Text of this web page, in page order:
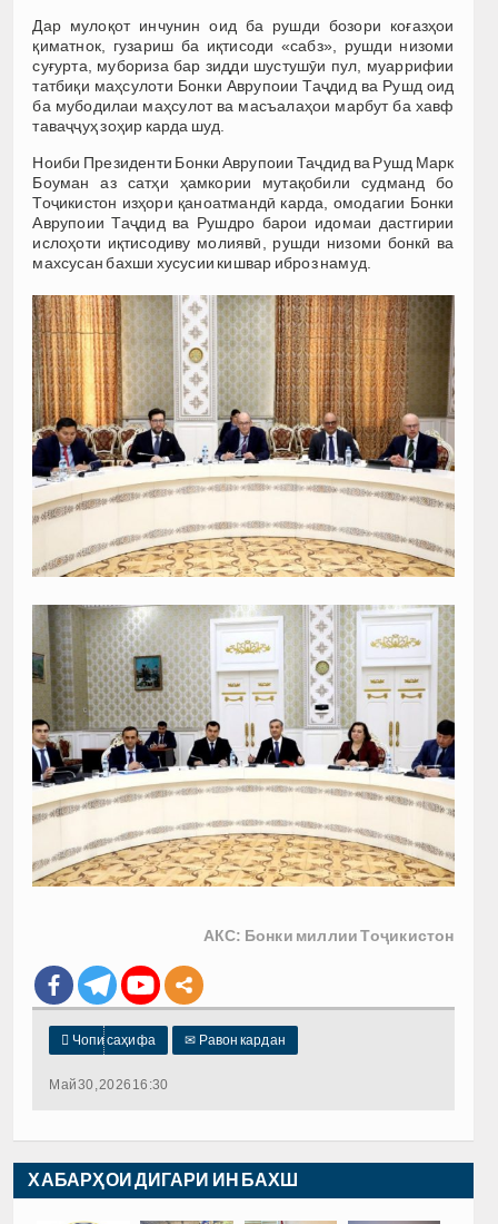
Дар мулоқот инчунин оид ба рушди бозори коғазҳои
қиматнок, гузариш ба иқтисоди «сабз», рушди низоми
суғурта, мубориза бар зидди шустушӯи пул, муаррифии
татбиқи маҳсулоти Бонки Аврупоии Таҷдид ва Рушд оид
ба мубодилаи маҳсулот ва масъалаҳои марбут ба хавф
таваҷҷуҳ зоҳир карда шуд.
Ноиби Президенти Бонки Аврупоии Таҷдид ва Рушд Марк
Боуман аз сатҳи ҳамкории мутақобили судманд бо
Тоҷикистон изҳори қаноатмандӣ карда, омодагии Бонки
Аврупоии Таҷдид ва Рушдро барои идомаи дастгирии
ислоҳоти иқтисодиву молиявӣ, рушди низоми бонкӣ ва
махсусан бахши хусусии кишвар иброз намуд.
АКС: Бонки миллии Тоҷикистон
 Чопи саҳифа ✉ Равон кардан
Май 30, 2026 16:30
ХАБАРҲОИ ДИГАРИ ИН БАХШ